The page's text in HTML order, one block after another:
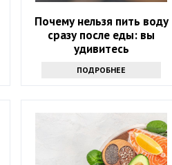
Почему нельзя пить воду
сразу после еды: вы
удивитесь
ПОДРОБНЕЕ